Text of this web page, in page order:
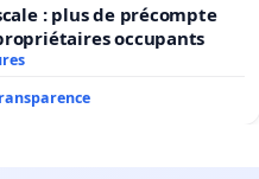
: plus de précompte
occupants